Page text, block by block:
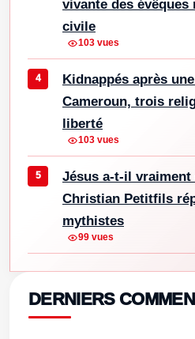
vivante des
civile
103 vues
Kidnappés après
Cameroun, trois
liberté
103 vues
Jésus a-t-il vraiment
Christian Petitfils
mythistes
99 vues
DERNIERS